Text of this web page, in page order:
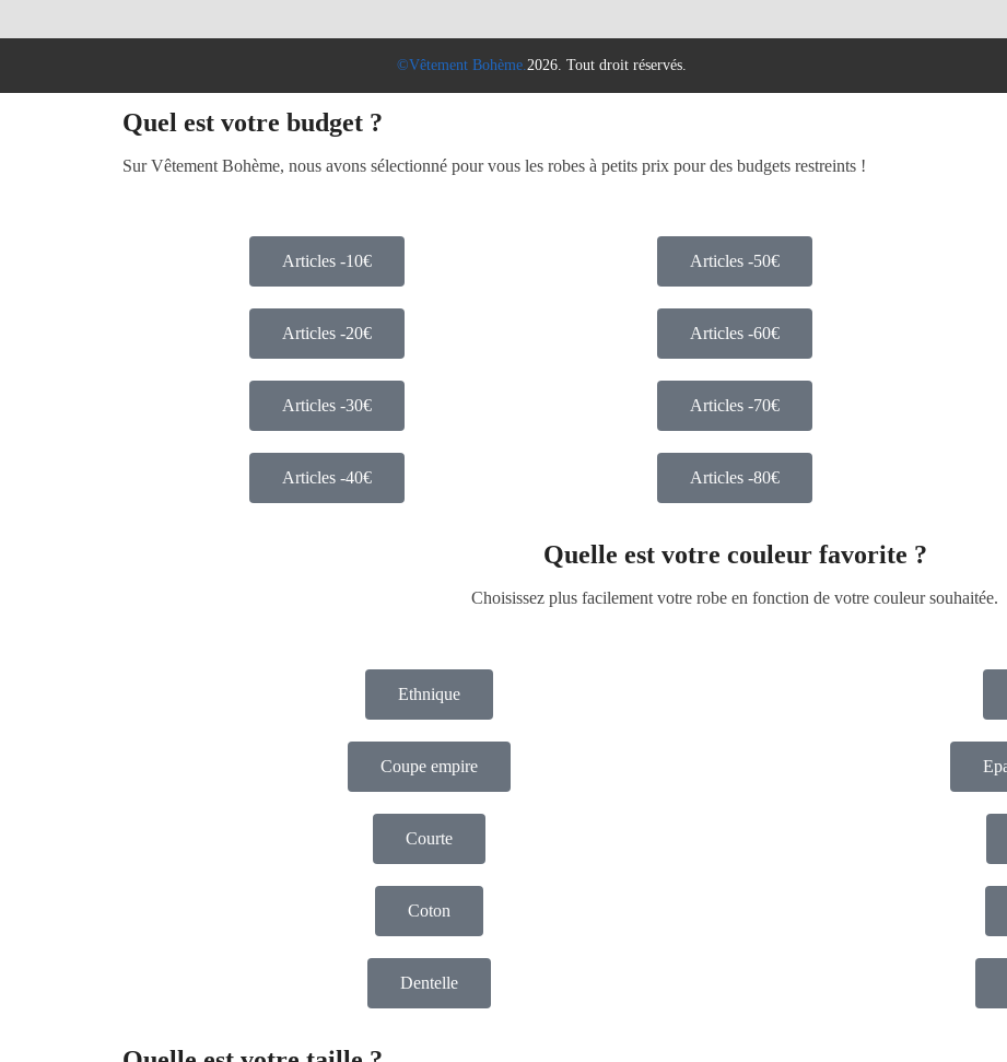
©Vêtement Bohème. 2026. Tout droit réservés.
Quel est votre budget ?
Sur Vêtement Bohème, nous avons sélectionné pour vous les robes à petits prix pour des budgets restreints !
Articles -10€ Articles -50€
Articles -20€ Articles -60€
Articles -30€ Articles -70€
Articles -40€ Articles -80€
Quelle est votre couleur favorite ?
Choisissez plus facilement votre robe en fonction de votre couleur souhaitée.
Ethnique
Coupe empire
Courte
Coton
Dentelle